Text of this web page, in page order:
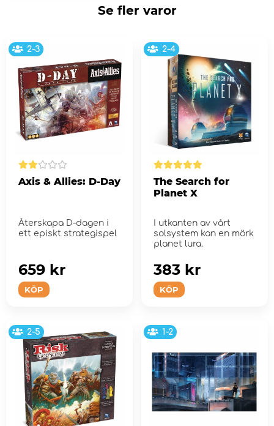
Se fler varor
2-3
Axis & Allies: D-Day
Återskapa D-dagen i
ett episkt strategispel
KÖP
659 kr
2-4
The Search for
Planet X
I utkanten av vårt
solsystem kan en mörk
planet lura.
KÖP
383 kr
2-5 1-2